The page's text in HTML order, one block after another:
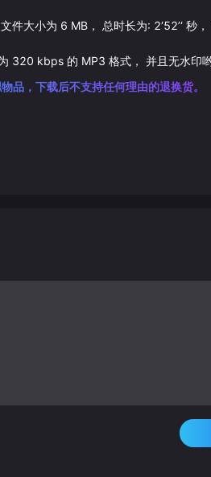
件大小为 6 MB， 总时长为: 2‘52’‘秒，
320 kbps 的 MP3 格式， 并且无水印哟
品，下载后不支持任何理由的退换货。